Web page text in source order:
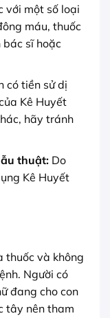
với một số loại
máu, thuốc
sĩ hoặc
có tiền sử dị
Kê Huyết
hãy tránh
thuật:Do
Kê Huyết
thuốc và không
Người có
đang cho con
tây nên tham